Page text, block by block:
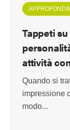
Tappeti
attività
Quando si
impressione
modo...